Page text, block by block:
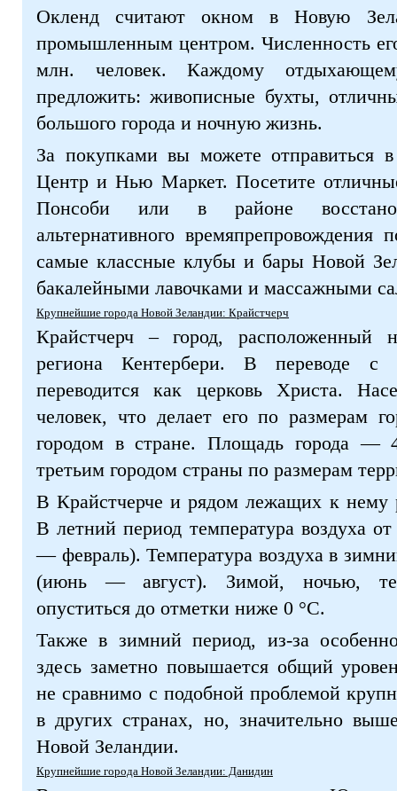
Окленд считают окном в Новую
промышленным центром. Численность
млн. человек. Каждому
предложить: живописные бухты,
большого города и ночную жизнь.
За покупками вы можете отправиться
Центр и Нью Маркет. Посетите
Понсоби или в районе
альтернативного
самые классные клубы и бары Новой
бакалейными лавочками и массажными
Крупнейшие города Новой Зеландии: Крайстчерч
Крайстчерч – город,
региона Кентербери. В переводе с
переводится как церковь Христа.
человек, что делает его по размерам
городом в стране. Площадь города —
третьим городом страны по размерам
В Крайстчерче и рядом лежащих к нему
В летний период температура воздуха
— февраль). Температура воздуха в
(июнь — август). Зимой, ночью,
опуститься до отметки ниже 0 °C.
Также в зимний период, из-за
здесь заметно повышается общий
не сравнимо с подобной проблемой
в других странах, но, значительно
Новой Зеландии.
Крупнейшие города Новой Зеландии: Данидин